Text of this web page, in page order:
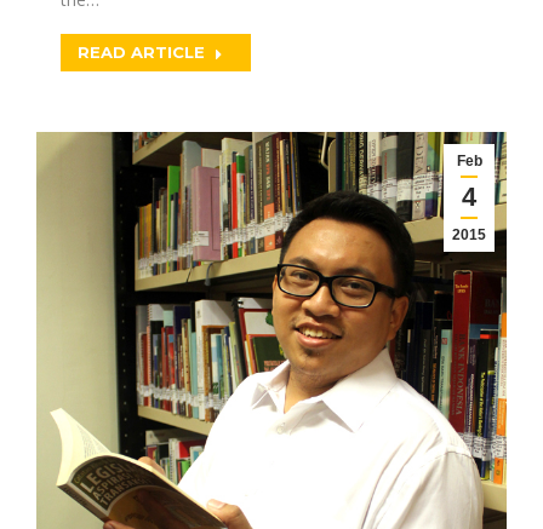
READ ARTICLE
Feb
4
2015